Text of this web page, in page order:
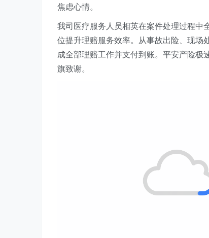
焦虑心情。
我司医疗服务人员相英在案件处理过程中
位提升理赔服务效率。从事故出险、现场
成全部理赔工作并支付到账。 平安产险极
旗致谢。